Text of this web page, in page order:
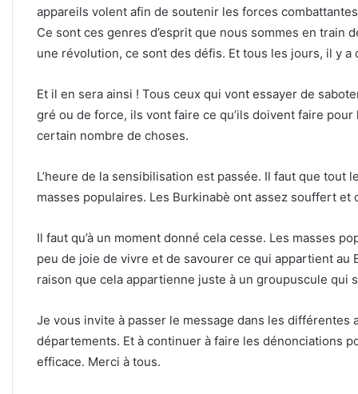
appareils volent afin de soutenir les forces
Ce sont ces genres d’esprit que nous sommes en train
une révolution, ce sont des défis. Et tous les jours, il y a
Et il en sera ainsi ! Tous ceux qui vont essayer de
gré ou de force, ils vont faire ce qu’ils doivent faire
certain nombre de choses.
L’heure de la sensibilisation est passée. Il faut que tout
masses populaires. Les Burkinabè ont assez souffert et
Il faut qu’à un moment donné cela cesse. Les masses
peu de joie de vivre et de savourer ce qui appartient au
raison que cela appartienne juste à un groupuscule qui
Je vous invite à passer le message dans les
départements. Et à continuer à faire les dénonciations
efficace. Merci à tous.